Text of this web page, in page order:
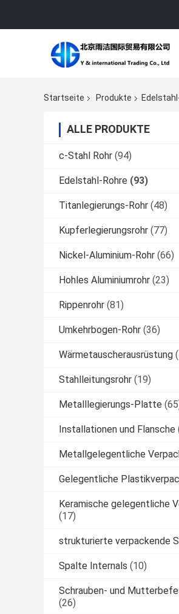
Startseite
Produkte
ALLE PRODUKTE
c-Stahl Rohr (94)
Edelstahl-Rohre (93)
Titanlegierungs-Rohr (48)
Kupferlegierungsrohr (77)
Nickel-Aluminium-Rohr (66)
Hohles Aluminiumrohr (23)
Rippenrohr (81)
Umkehrbogen-Rohr (36)
Wärmetauscherausrüstung
Stahlleitungsrohr (19)
Metalllegierungs-Platte
Installationen und Flansche
Metallgelegentliche
Gelegentliche
Keramische gelegentliche
(17)
strukturierte verpackende
Spalte Internals (10)
Schrauben- und
(26)